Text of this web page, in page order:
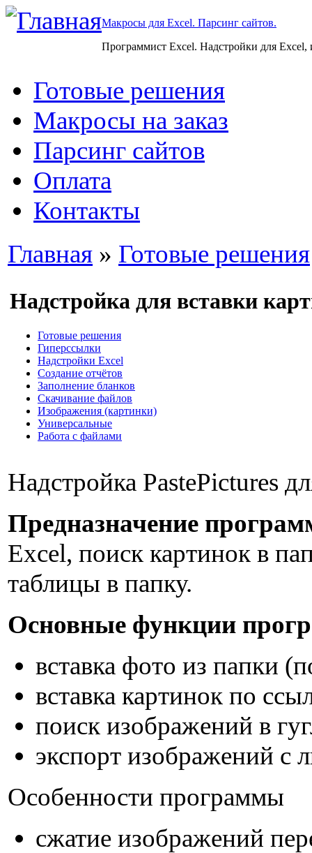
Макросы для Excel. Парсинг сайтов.
Программист Excel. Надстройки для Excel,
Готовые решения
Макросы на заказ
Парсинг сайтов
Оплата
Контакты
Главная » Готовые решения
Надстройка для вставки
Готовые решения
Гиперссылки
Надстройки Excel
Создание отчётов
Заполнение бланков
Скачивание файлов
Изображения (картинки)
Универсальные
Работа с файлами
Надстройка PastePictures
Предназначение
Excel, поиск картинок в
таблицы в папку.
Основные функции
вставка фото из папки
вставка картинок по
поиск изображений в
экспорт изображений с
Особенности программы
сжатие изображений